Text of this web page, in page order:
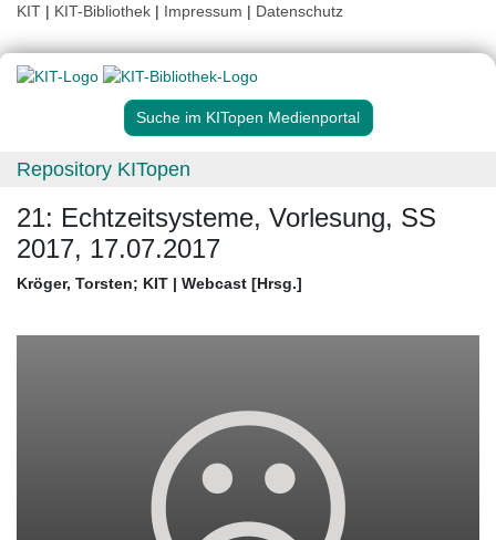
KIT | KIT-Bibliothek | Impressum | Datenschutz
Suche im KITopen Medienportal
Repository KITopen
21: Echtzeitsysteme, Vorlesung, SS
2017, 17.07.2017
Kröger, Torsten; KIT | Webcast [Hrsg.]